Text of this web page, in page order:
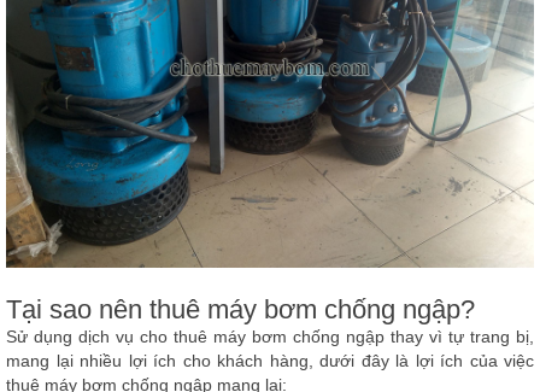
Tại sao nên thuê máy bơm chống ngập?
Sử dụng dịch vụ cho thuê máy bơm chống ngập thay vì tự trang bị,
mang lại nhiều lợi ích cho khách hàng, dưới đây là lợi ích của việc
thuê máy bơm chống ngập mang lại: